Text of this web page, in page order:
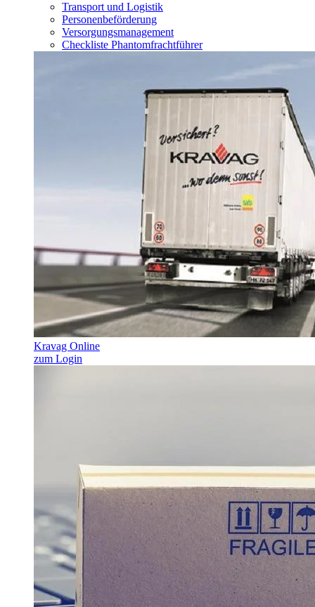
Transport und Logistik
Personenbeförderung
Versorgungsmanagement
Checkliste Phantomfrachtführer
Kravag Online
zum Login